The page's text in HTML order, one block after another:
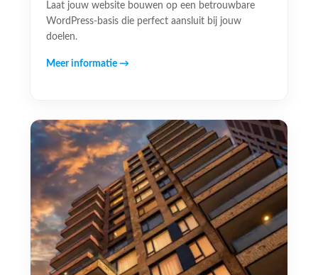
Laat jouw website bouwen op een betrouwbare
WordPress-basis die perfect aansluit bij jouw
doelen.
Meer informatie →